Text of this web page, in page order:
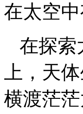
在太空
在探索
上，天
横渡茫